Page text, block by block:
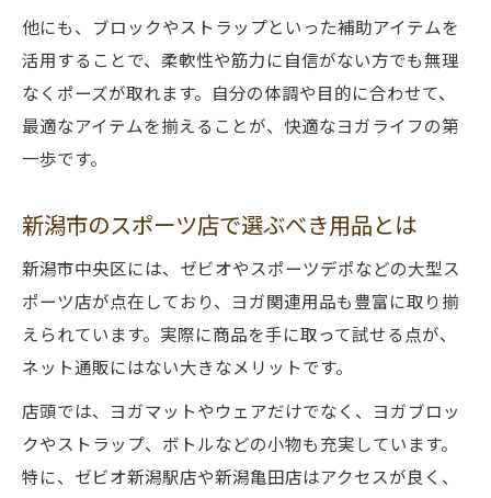
他にも、ブロックやストラップといった補助アイテムを
活用することで、柔軟性や筋力に自信がない方でも無理
なくポーズが取れます。自分の体調や目的に合わせて、
最適なアイテムを揃えることが、快適なヨガライフの第
一歩です。
新潟市のスポーツ店で選ぶべき用品とは
新潟市中央区には、ゼビオやスポーツデポなどの大型ス
ポーツ店が点在しており、ヨガ関連用品も豊富に取り揃
えられています。実際に商品を手に取って試せる点が、
ネット通販にはない大きなメリットです。
店頭では、ヨガマットやウェアだけでなく、ヨガブロッ
クやストラップ、ボトルなどの小物も充実しています。
特に、ゼビオ新潟駅店や新潟亀田店はアクセスが良く、